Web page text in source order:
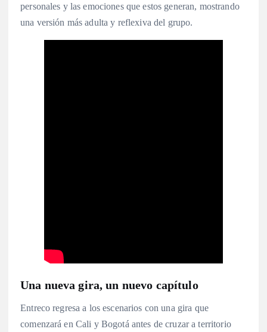
personales y las emociones que estos generan, mostrando
una versión más adulta y reflexiva del grupo.
Una nueva gira, un nuevo capítulo
Entreco regresa a los escenarios con una gira que
comenzará en Cali y Bogotá antes de cruzar a territorio